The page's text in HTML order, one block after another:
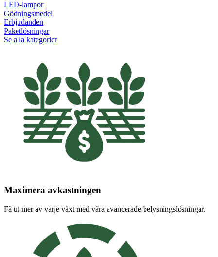
LED-lampor
Gödningsmedel
Erbjudanden
Paketlösningar
Se alla kategorier
Maximera avkastningen
Få ut mer av varje växt med våra avancerade belysningslösningar.